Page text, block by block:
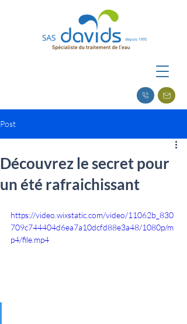
Post
Découvrez le secret pour
un été rafraichissant
https://video.wixstatic.com/video/11062b_830
709c744404d6ea7a10dcfd88e3a48/1080p/m
p4/file.mp4